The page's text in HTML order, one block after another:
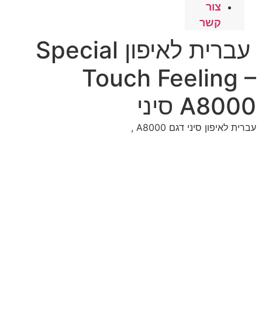
צור
קשר
עברית לאיפון Special
Touch Feeling –
A8000 סיני
עברית לאיפון סיני דגם A8000 ,